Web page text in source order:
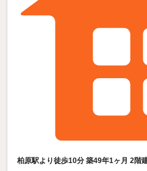
柏原駅より徒歩10分 築49年1ヶ月 2階